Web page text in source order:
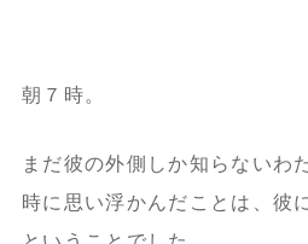
朝７時。
まだ彼の外側しか知らないわ
時に思い浮かんだことは、彼